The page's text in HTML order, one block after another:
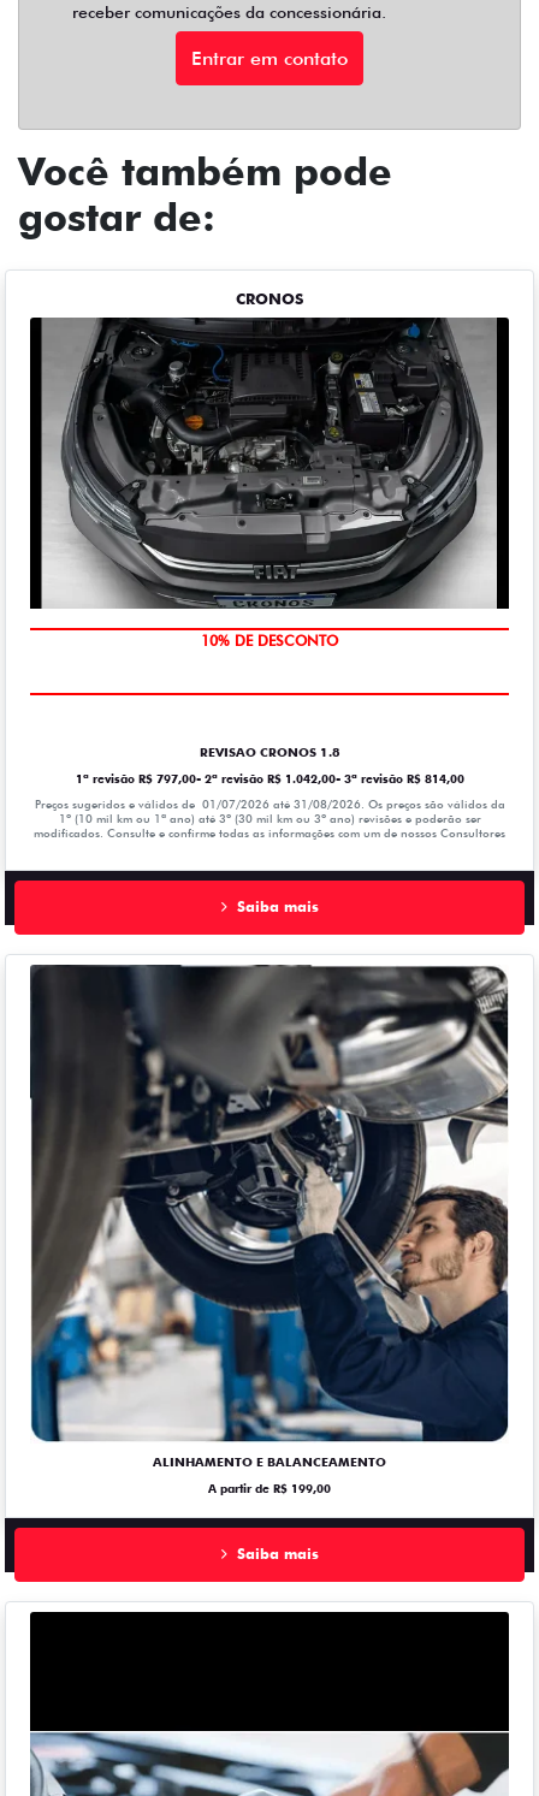
receber comunicações da concessionária.
Entrar em contato
Você também pode
gostar de:
CRONOS
MÃO DE OBRA
REVISAO CRONOS 1.8
1ª revisão R$ 797,00- 2ª revisão R$ 1.042,00- 3ª revisão R$ 814,00
Preços sugeridos e válidos de 01/07/2026 até 31/08/2026. Os preços são válidos da
1º (10 mil km ou 1ª ano) até 3º (30 mil km ou 3º ano) revisões e poderão ser
modificados. Consulte e confirme todas as informações com um de nossos Consultores
Saiba mais
ALINHAMENTO E BALANCEAMENTO
A partir de R$ 199,00
Saiba mais